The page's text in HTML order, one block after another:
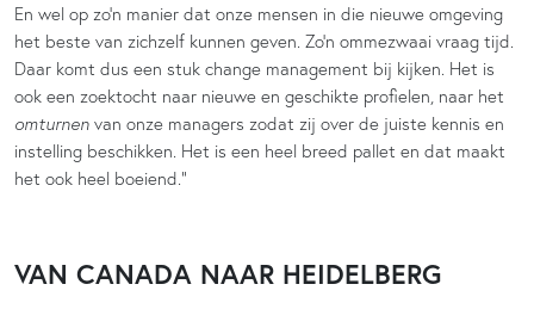
En wel op zo’n manier dat onze mensen in die nieuwe omgeving
het beste van zichzelf kunnen geven. Zo’n ommezwaai vraag tijd.
Daar komt dus een stuk change management bij kijken. Het is
ook een zoektocht naar nieuwe en geschikte profielen, naar het
omturnen van onze managers zodat zij over de juiste kennis en
instelling beschikken. Het is een heel breed pallet en dat maakt
het ook heel boeiend.”
VAN CANADA NAAR HEIDELBERG